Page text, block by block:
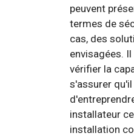
peuvent
termes de
cas, des
envisagées.
vérifier la
s'assurer
installateur
installation